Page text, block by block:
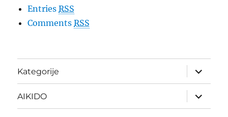
EntriesRSS
CommentsRSS
Kategorije
expand
child
menu
AIKIDO
expand
child
menu